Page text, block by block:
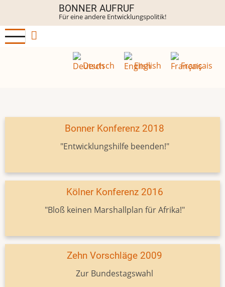
Inhalt
BONNER AUFRUF
Für eine andere Entwicklungspolitik!
Deutsch English Français
Bonner Konferenz 2018
"Entwicklungshilfe beenden!"
Kölner Konferenz 2016
"Bloß keinen Marshallplan für Afrika!"
Zehn Vorschläge 2009
Zur Bundestagswahl